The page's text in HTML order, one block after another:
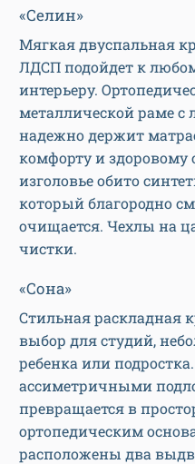
«Селин»
Мягкая двуспальная
ЛДСП подойдет к
интерьеру.
металлической раме с
надежно держит
комфорту и здоровому
изголовье обито
который благородно
очищается. Чехлы на
чистки.
«Сона»
Стильная раскладная
выбор для студий,
ребенка или
ассиметричными
превращается в
ортопедическим
расположены два